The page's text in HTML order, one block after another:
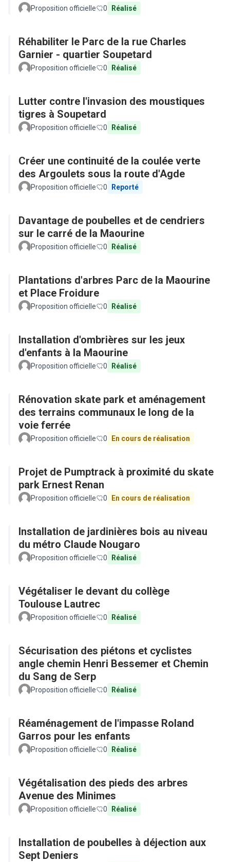
Proposition officielle 0 Réalisé
Réhabiliter le Parc de la rue Charles
Garnier - quartier Soupetard
Proposition officielle 0 Réalisé
Lutter contre l'invasion des moustiques
tigres à Soupetard
Proposition officielle 0 Réalisé
Créer une continuité de la coulée verte
des Argoulets sous la route d'Agde
Proposition officielle 0 Reporté
Davantage de poubelles et de cendriers
sur le carré de la Maourine
Proposition officielle 0 Réalisé
Plantations d'arbres Parc de la Maourine
et Place Froidure
Proposition officielle 0 Réalisé
Installation d'ombrières sur les jeux
d'enfants à la Maourine
Proposition officielle 0 Réalisé
Rénovation skate park et aménagement
des terrains communaux le long de la
voie ferrée
Proposition officielle 0 En cours de réalisation
Projet de Pumptrack à proximité du skate
park Ernest Renan
Proposition officielle 0 En cours de réalisation
Installation de jardinières bois au niveau
du métro Claude Nougaro
Proposition officielle 0 Réalisé
Végétaliser le devant du collège
Toulouse Lautrec
Proposition officielle 0 Réalisé
Sécurisation des piétons et cyclistes
angle chemin Henri Bessemer et Chemin
du Sang de Serp
Proposition officielle 0 Réalisé
Réaménagement de l'impasse Roland
Garros pour les enfants
Proposition officielle 0 Réalisé
Végétalisation des pieds des arbres
Avenue des Minimes
Proposition officielle 0 Réalisé
Installation de poubelles à déjection aux
Sept Deniers